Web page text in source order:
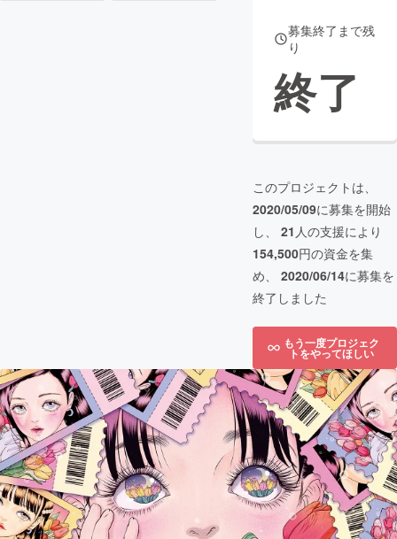
募集終了まで残
り
終了
このプロジェクトは、
2020/05/09に募集を開始
し、 21 人の支援により
154,500円の資金を集
め、 2020/06/14に募集を
終了しました
もう一度プロジェク
トをやってほしい